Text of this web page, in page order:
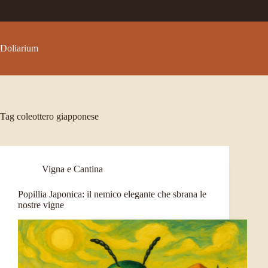
Doliarium
Tag coleottero giapponese
Vigna e Cantina
Popillia Japonica: il nemico elegante che sbrana le
nostre vigne